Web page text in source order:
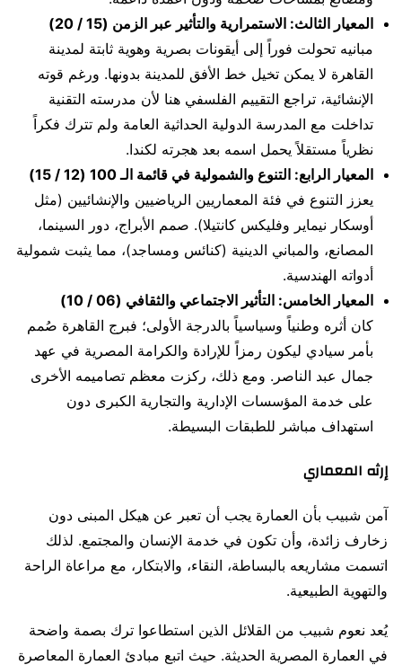
المعيار الثالث: الاستمرارية والتأثير عبر الزمن (15 / 20)
مبانيه تحولت فوراً إلى أيقونات بصرية وهوية ثابتة لمدينة
القاهرة لا يمكن تخيل خط الأفق للمدينة بدونها. ورغم قوته
الإنشائية، تراجع التقييم الفلسفي هنا لأن مدرسته التقنية
تداخلت مع المدرسة الدولية الحداثية العامة ولم تترك فكراً
نظرياً مستقلاً يحمل اسمه بعد هجرته لكندا.
المعيار الرابع: التنوع والشمولية في قائمة الـ 100 (12 / 15)
يعزز التنوع في فئة المعماريين الرياضيين والإنشائيين (مثل
أوسكار نيماير وفليكس كانتيلا). صمم الأبراج، دور السينما،
المصانع، والمباني الدينية (كنائس ومساجد)، مما يثبت شمولية
أدواته الهندسية.
المعيار الخامس: التأثير الاجتماعي والثقافي (06 / 10)
كان أثره وطنياً وسياسياً بالدرجة الأولى؛ فبرج القاهرة صُمم
بأمر سيادي ليكون رمزاً للإرادة والكرامة المصرية في عهد
جمال عبد الناصر. ومع ذلك، ركزت معظم تصاميمه الأخرى
على خدمة المؤسسات الإدارية والتجارية الكبرى دون
استهداف مباشر للطبقات البسيطة.
إرثه المعماري
آمن شبيب بأن العمارة يجب أن تعبر عن هيكل المبنى دون
زخارف زائدة، وأن تكون في خدمة الإنسان والمجتمع. لذلك
اتسمت مشاريعه بالبساطة، النقاء، والابتكار، مع مراعاة الراحة
والتهوية الطبيعية.
يُعد نعوم شبيب من القلائل الذين استطاعوا ترك بصمة واضحة
في العمارة المصرية الحديثة. حيث اتبع مبادئ العمارة المعاصرة